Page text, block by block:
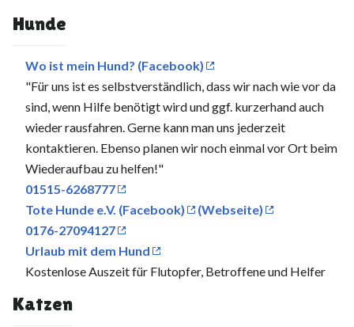
Hunde
Wo ist mein Hund? (Facebook)
"Für uns ist es selbstverständlich, dass wir nach wie vor da
sind, wenn Hilfe benötigt wird und ggf. kurzerhand auch
wieder rausfahren. Gerne kann man uns jederzeit
kontaktieren. Ebenso planen wir noch einmal vor Ort beim
Wiederaufbau zu helfen!"
01515-6268777
Tote Hunde e.V. (Facebook)
(Webseite)
0176-27094127
Urlaub mit dem Hund
Kostenlose Auszeit für Flutopfer, Betroffene und Helfer
Katzen